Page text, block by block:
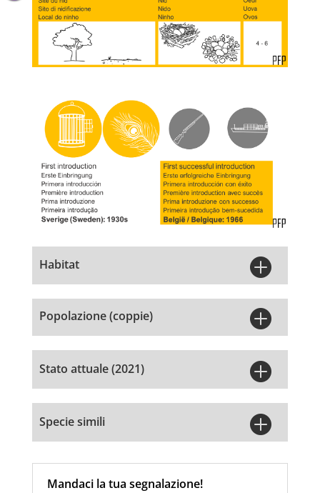
Habitat 
Popolazione (coppie) 
Stato attuale (2021) 
Specie simili 
Mandaci la tua segnalazione!